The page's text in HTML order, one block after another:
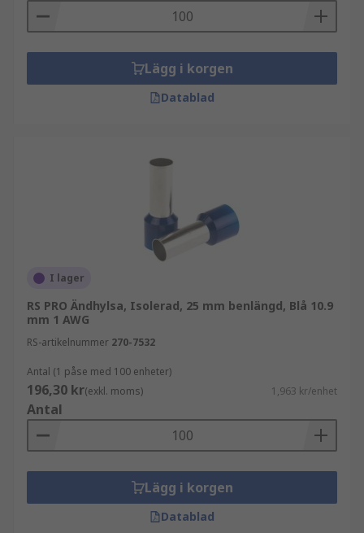
Lägg i korgen
Datablad
I lager
RS PRO Ändhylsa, Isolerad, 25 mm benlängd, Blå 10.9
mm 1 AWG
RS-artikelnummer 270-7532
Antal (1 påse med 100 enheter)
196,30 kr(exkl. moms) 1,963 kr/enhet
Antal
Lägg i korgen
Datablad